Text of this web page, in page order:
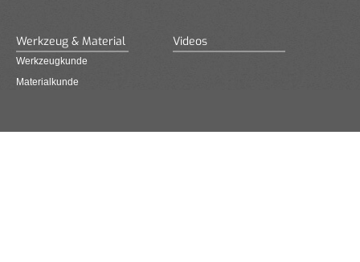
Werkzeug & Material
Werkzeugkunde
Materialkunde
Videos